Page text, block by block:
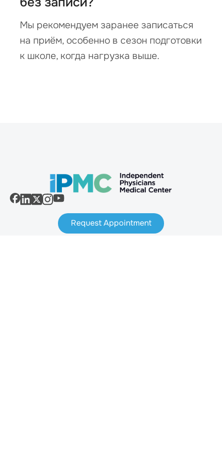
Мы рекомендуем заранее записаться
на приём, особенно в сезон подготовки
к школе, когда нагрузка выше.
Request Appointment